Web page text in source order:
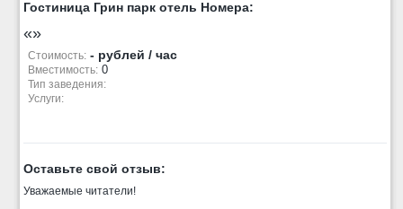
Гостиница Грин парк отель Номера:
«»
Стоимость: - рублей / час
Вместимость: 0
Тип заведения:
Услуги:
Оставьте свой отзыв:
Уважаемые читатели!